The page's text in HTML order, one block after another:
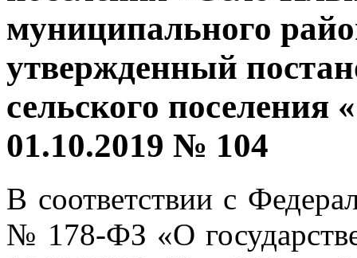
муниципального
утвержденный
сельского поселения
01.10.2019 № 104
В соответствии с
№ 178-ФЗ «О